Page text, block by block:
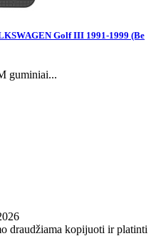
Golf III 1991-1999 (Be
guminiai...
draudžiama kopijuoti ir platinti